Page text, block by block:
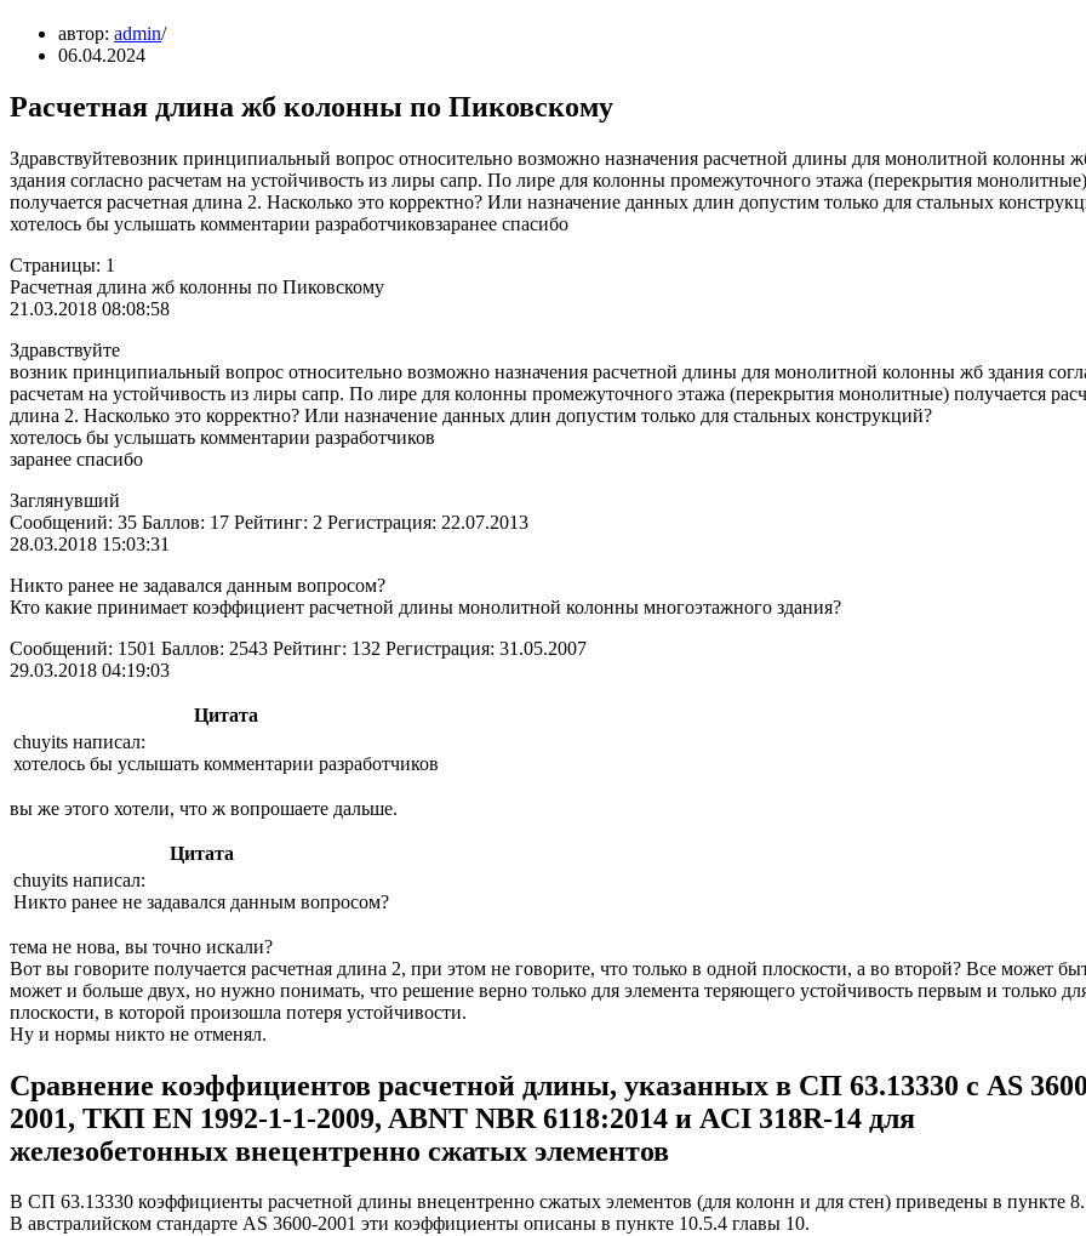
автор: admin
06.04.2024
Расчетная длина жб колонны по Пиковскому
Здравствуйтевозник принципиальный вопрос относительно возможно назначения расчетной длины для монолитной колонны
здания согласно расчетам на устойчивость из лиры сапр. По лире для колонны промежуточного этажа (перекрытия монолитные)
получается расчетная длина 2. Насколько это корректно? Или назначение данных длин допустим только для стальных
хотелось бы услышать комментарии разработчиковзаранее спасибо
Страницы: 1
Расчетная длина жб колонны по Пиковскому
21.03.2018 08:08:58
Здравствуйте
возник принципиальный вопрос относительно возможно назначения расчетной длины для монолитной колонны жб здания
расчетам на устойчивость из лиры сапр. По лире для колонны промежуточного этажа (перекрытия монолитные) получается
длина 2. Насколько это корректно? Или назначение данных длин допустим только для стальных конструкций?
хотелось бы услышать комментарии разработчиков
заранее спасибо
Заглянувший
Сообщений: 35 Баллов: 17 Рейтинг: 2 Регистрация: 22.07.2013
28.03.2018 15:03:31
Никто ранее не задавался данным вопросом?
Кто какие принимает коэффициент расчетной длины монолитной колонны многоэтажного здания?
Сообщений: 1501 Баллов: 2543 Рейтинг: 132 Регистрация: 31.05.2007
29.03.2018 04:19:03
Цитата
chuyits написал:
хотелось бы услышать комментарии разработчиков
вы же этого хотели, что ж вопрошаете дальше.
Цитата
chuyits написал:
Никто ранее не задавался данным вопросом?
тема не нова, вы точно искали?
Вот вы говорите получается расчетная длина 2, при этом не говорите, что только в одной плоскости, а во второй? Все может
может и больше двух, но нужно понимать, что решение верно только для элемента теряющего устойчивость первым и только
плоскости, в которой произошла потеря устойчивости.
Ну и нормы никто не отменял.
Сравнение коэффициентов расчетной длины, указанных в СП 63.13330 с AS
2001, ТКП EN 1992-1-1-2009, ABNT NBR 6118:2014 и ACI 318R-14 для
железобетонных внецентренно сжатых элементов
В СП 63.13330 коэффициенты расчетной длины внецентренно сжатых элементов (для колонн и для стен) приведены в пункте
В австралийском стандарте AS 3600-2001 эти коэффициенты описаны в пункте 10.5.4 главы 10.